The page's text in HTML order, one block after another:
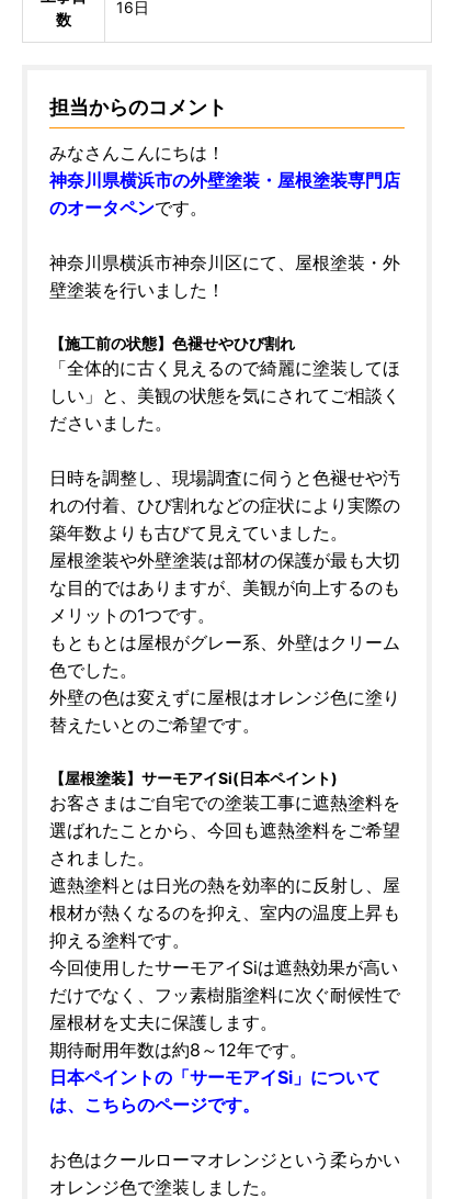
数
16日
担当からのコメント
みなさんこんにちは！
神奈川県横浜市の外壁塗装・屋根塗装専門店
のオータペンです。
神奈川県横浜市神奈川区にて、屋根塗装・外
壁塗装を行いました！
【施工前の状態】色褪せやひび割れ
「全体的に古く見えるので綺麗に塗装してほ
しい」と、美観の状態を気にされてご相談く
ださいました。
日時を調整し、現場調査に伺うと色褪せや汚
れの付着、ひび割れなどの症状により実際の
築年数よりも古びて見えていました。
屋根塗装や外壁塗装は部材の保護が最も大切
な目的ではありますが、美観が向上するのも
メリットの1つです。
もともとは屋根がグレー系、外壁はクリーム
色でした。
外壁の色は変えずに屋根はオレンジ色に塗り
替えたいとのご希望です。
【屋根塗装】サーモアイSi(日本ペイント)
お客さまはご自宅での塗装工事に遮熱塗料を
選ばれたことから、今回も遮熱塗料をご希望
されました。
遮熱塗料とは日光の熱を効率的に反射し、屋
根材が熱くなるのを抑え、室内の温度上昇も
抑える塗料です。
今回使用したサーモアイSiは遮熱効果が高い
だけでなく、フッ素樹脂塗料に次ぐ耐候性で
屋根材を丈夫に保護します。
期待耐用年数は約8～12年です。
日本ペイントの「サーモアイSi」について
は、こちらのページです。
お色はクールローマオレンジという柔らかい
オレンジ色で塗装しました。